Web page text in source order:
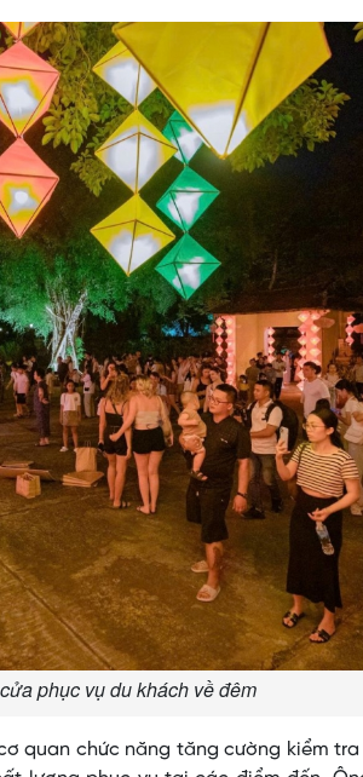
phục vụ du khách về đêm
quan chức năng tăng cường kiểm